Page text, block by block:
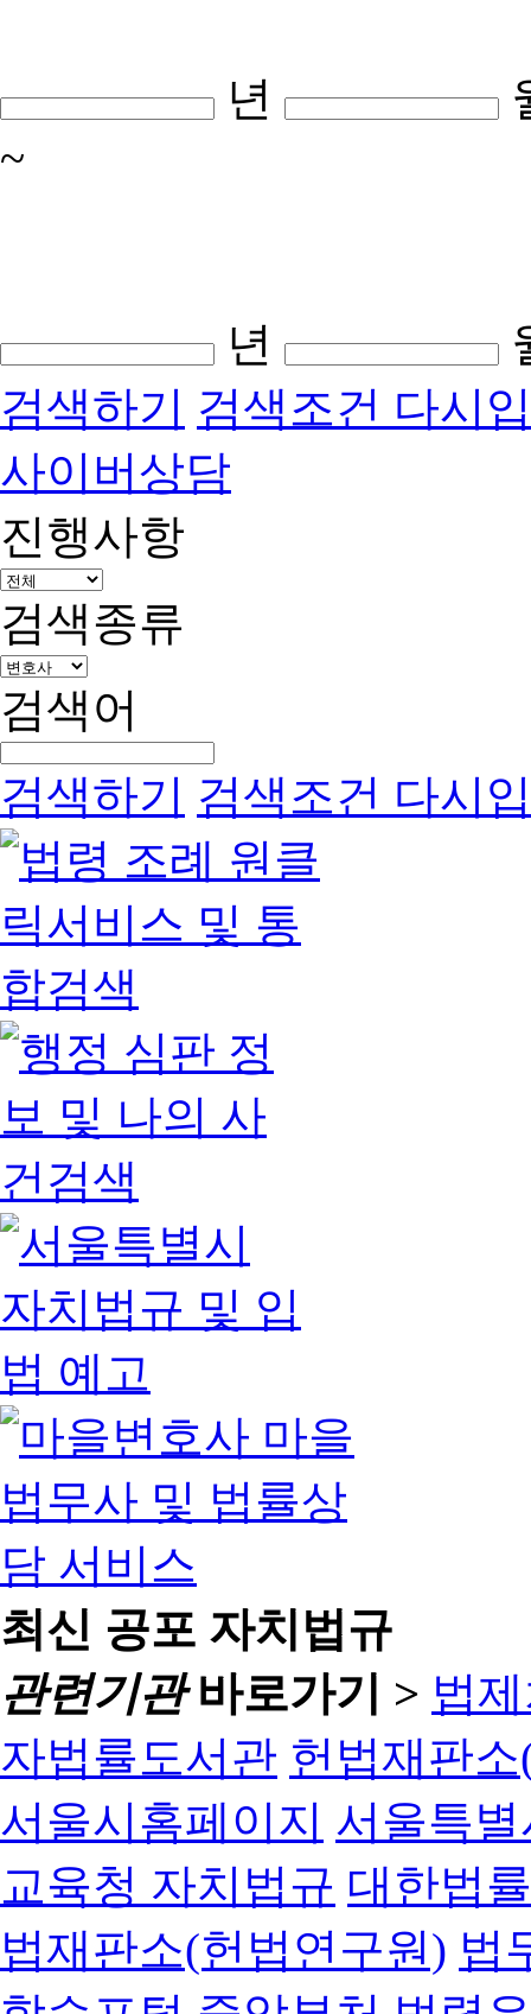
년
~
년
검색하기 검색조건 다시
사이버상담
진행사항
검색종류
검색어
검색하기 검색조건 다시
최신 공포 자치법규
관련기관바로가기 > 법
자법률도서관 헌법재판
서울시홈페이지 서울특
교육청 자치법규 대한법
법재판소(헌법연구원) 법